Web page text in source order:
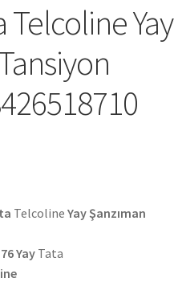
Telcoline Yay
TelcolineYay Şanzıman
Yay Tata